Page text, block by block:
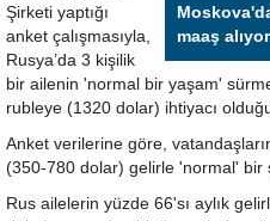
maaş
Şirketi yaptığı
anket çalışmasıyla,
Rusya’da 3 kişilik
bir ailenin 'normal bir yaşam'
rubleye (1320 dolar) ihtiyacı
Anket verilerine göre,
(350-780 dolar) gelirle 'normal' bir
Rus ailelerin yüzde 66'sı aylık